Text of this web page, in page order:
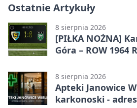
Ostatnie Artykuły
8 sierpnia 2026
[PIŁKA NOŻNA]
Góra – ROW 1964
8 sierpnia 2026
Apteki Janowice
karkonoski -